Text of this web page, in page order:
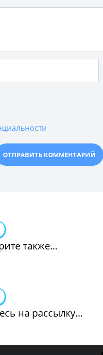
также...
на рассылку...